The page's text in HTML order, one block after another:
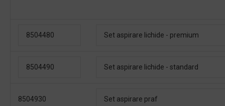
8504480 Set aspirare lichide - premium
8504490 Set aspirare lichide - standard
8504930 Set aspirare praf